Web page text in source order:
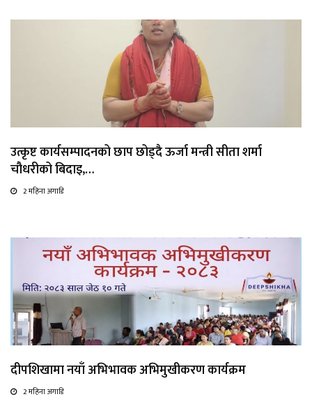
उत्कृष्ट कार्यसम्पादनको छाप छोड्दै ऊर्जा मन्त्री सीता शर्मा
चौधरीको बिदाइ,…
2 महिना अगाडि
दीपशिखामा नयाँ अभिभावक अभिमुखीकरण कार्यक्रम
2 महिना अगाडि